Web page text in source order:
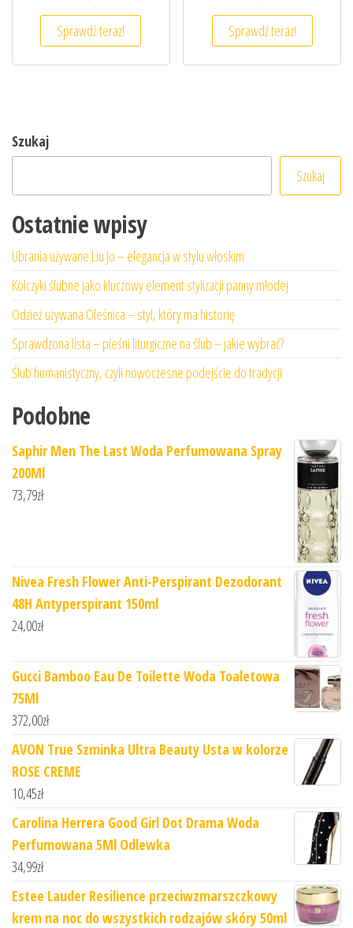
Sprawdź teraz! Sprawdź teraz!
Szukaj
Szukaj
Ostatnie wpisy
Ubrania używane Liu Jo – elegancja w stylu włoskim
Kolczyki ślubne jako kluczowy element stylizacji panny młodej
Odzież używana Oleśnica – styl, który ma historię
Sprawdzona lista – pieśni liturgiczne na ślub – jakie wybrać?
Ślub humanistyczny, czyli nowoczesne podejście do tradycji
Podobne
Saphir Men The Last Woda Perfumowana Spray
200Ml
73,79zł
Nivea Fresh Flower Anti-Perspirant Dezodorant
48H Antyperspirant 150ml
24,00zł
Gucci Bamboo Eau De Toilette Woda Toaletowa
75Ml
372,00zł
AVON True Szminka Ultra Beauty Usta w kolorze
ROSE CREME
10,45zł
Carolina Herrera Good Girl Dot Drama Woda
Perfumowana 5Ml Odlewka
34,99zł
Estee Lauder Resilience przeciwzmarszczkowy
krem na noc do wszystkich rodzajów skóry 50ml